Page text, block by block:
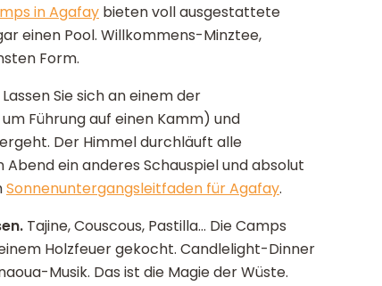
in Agafay bieten voll ausgestattete
einen Pool. Willkommens-Minztee,
Form.
Sie sich an einem der
Führung auf einen Kamm) und
Der Himmel durchläuft alle
ein anderes Schauspiel und absolut
Sonnenuntergangsleitfaden für Agafay.
Tajine, Couscous, Pastilla... Die Camps
Holzfeuer gekocht. Candlelight-Dinner
Musik. Das ist die Magie der Wüste.